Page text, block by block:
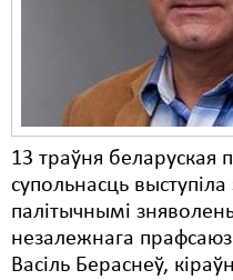
13 траўня беларуская
супольнасць выступіла
палітычнымі
незалежнага
Васіль Бераснеў,